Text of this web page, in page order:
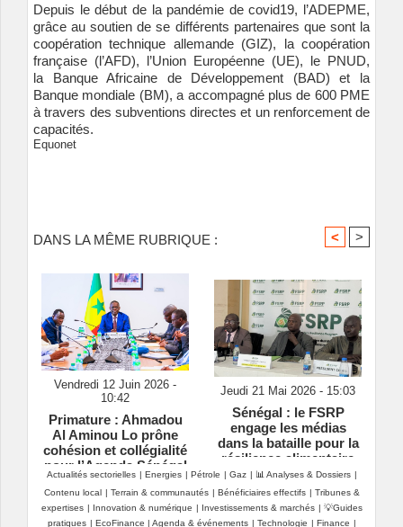
Depuis le début de la pandémie de covid19, l’ADEPME,
grâce au soutiende se différents partenaires que sont la
coopération technique allemande (GIZ), la coopération
française (l’AFD), l’Union Européenne (UE), le PNUD,
la Banque Africaine de Développement (BAD) et la
Banque mondiale (BM), a accompagné plus de 600 PME
à travers des subventions directes et un renforcement de
capacités.
Equonet
DANS LA MÊME RUBRIQUE : < >
Vendredi 12 Juin 2026 -
10:42
Primature : Ahmadou
Al Aminou Lo prône
cohésion et collégialité
pour l’Agenda Sénégal
2050
Jeudi 21 Mai 2026 - 15:03
Sénégal : le FSRP
engage les médias
dans la bataille pour la
résilience alimentaire
Actualités sectorielles | Energies | Pétrole | Gaz | 📊 Analyses & Dossiers |
Contenu local | Terrain & communautés | Bénéficiaires effectifs | Tribunes &
expertises | Innovation & numérique | Investissements & marchés | 💡Guides
pratiques | EcoFinance | Agenda & événements | Technologie | Finance |